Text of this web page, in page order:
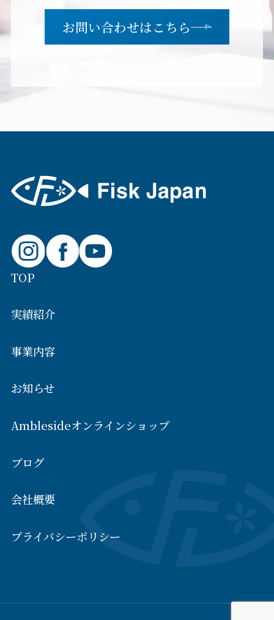
お問い合わせはこちら
TOP
実績紹介
事業内容
お知らせ
Amblesideオンラインショップ
ブログ
会社概要
プライバシーポリシー